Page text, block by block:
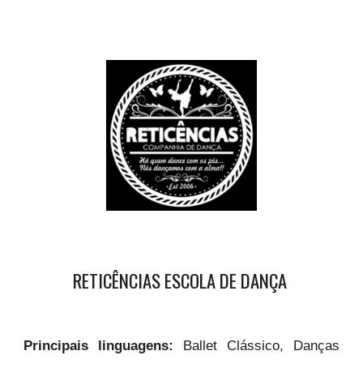
RETICÊNCIAS ESCOLA DE DANÇA
Principais linguagens: Ballet Clássico, Danças